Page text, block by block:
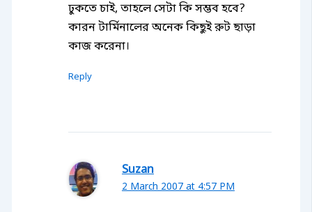
ঢুকতে চাই, তাহলে সেটা কি সম্ভব হবে?
কারন টার্মিনালের অনেক কিছুই রুট ছাড়া
কাজ করেনা।
Reply
Suzan
2 March 2007 at 4:57 PM